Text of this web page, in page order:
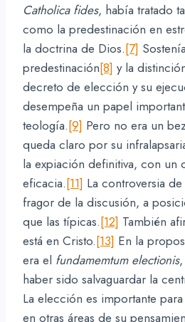
Catholica fides, había tratado
como la predestinación en
la doctrina de Dios.[7]
predestinación[8] y la
decreto de elección y su
desempeña un papel
teología.[9] Pero no era un
queda claro por su
la expiación definitiva, con un
eficacia.[11] La controversia
fragor de la discusión, a
que las típicas.[12] También
está en Cristo.[13] En la
era el fundamemtum electionis
haber sido salvaguardar la
La elección es importante
en otras áreas de su